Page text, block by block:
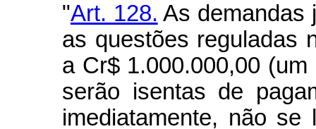
"Art. 128. As demandas
as questões reguladas
a Cr$ 1.000.000,00
serão isentas de
imediatamente, não